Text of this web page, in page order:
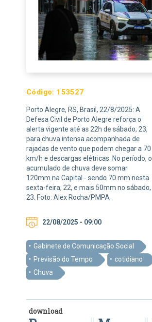
Código: 153527
Porto Alegre, RS, Brasil, 22/8/2025: A
Defesa Civil de Porto Alegre reforça o
alerta vigente até as 22h de sábado, 23,
para chuva intensa acompanhada de
rajadas de vento que podem chegar a 70
km/h e descargas elétricas. No período, o
acumulado de chuva deve somar
120mm na Capital - sendo 70 mm nesta
sexta-feira, 22, e mais 50mm no sábado,
23. Foto: Alex Rocha/PMPA
22/08/2025 - 09:00
Gabinete de Comunicação Social
Previsão do Tempo
cotidiano
Chuva
download